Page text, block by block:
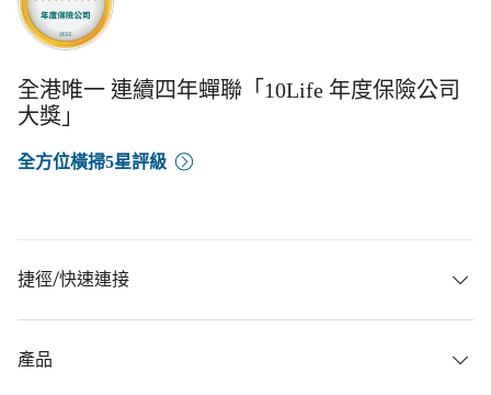
全港唯一 連續四年蟬聯「10Life 年度保險公司
大獎」
全方位橫掃5星評級
捷徑/快速連接
產品